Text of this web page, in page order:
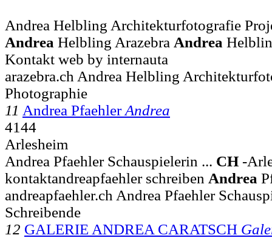
Andrea Helbling Architekturfotografie
Andrea Helbling Arazebra Andrea
Kontakt web by internauta
arazebra.ch Andrea Helbling
Photographie
11 Andrea PfaehlerAndrea
4144
Arlesheim
Andrea Pfaehler Schauspielerin ... CH -
kontaktandreapfaehler schreiben Andrea
andreapfaehler.ch Andrea Pfaehler
Schreibende
12 GALERIE ANDREA CARATSCH